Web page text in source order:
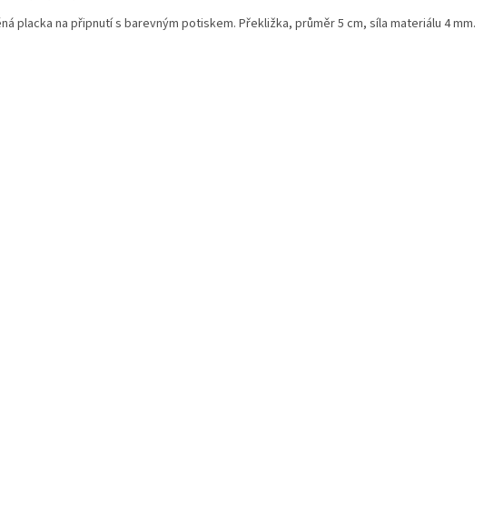
placka na připnutí s barevným potiskem. Překližka, průměr 5 cm, síla materiálu 4 mm.